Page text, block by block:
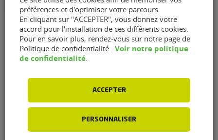
Contacter le garage Top
Garage C2A de Aubigny-sur-
Nère (18700)
Nom(Nécessaire)
préférences et d'optimiser votre parcours.
En cliquant sur "ACCEPTER", vous donnez votre
accord pour l'installation de ces différents cookies.
Pour en savoir plus, rendez-vous sur notre page de
Politique de confidentialité : Voir notre politique
de confidentialité.
ACCEPTER
PERSONNALISER